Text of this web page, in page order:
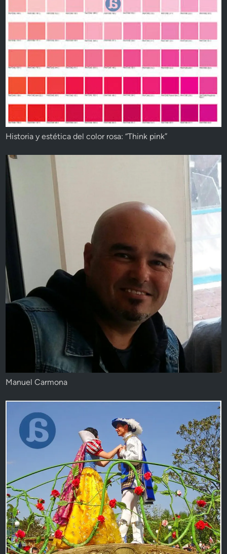
Historia y estética del color rosa: “Think pink”
Manuel Carmona